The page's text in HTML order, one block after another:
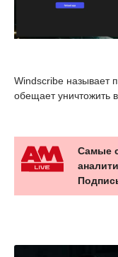
Windscribe называет
обещает уничтожить
Самые